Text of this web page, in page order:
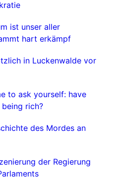
ist unser aller
hart erkämpf
in Luckenwalde vor
to ask yourself: have
rich?
des Mordes an
der Regierung